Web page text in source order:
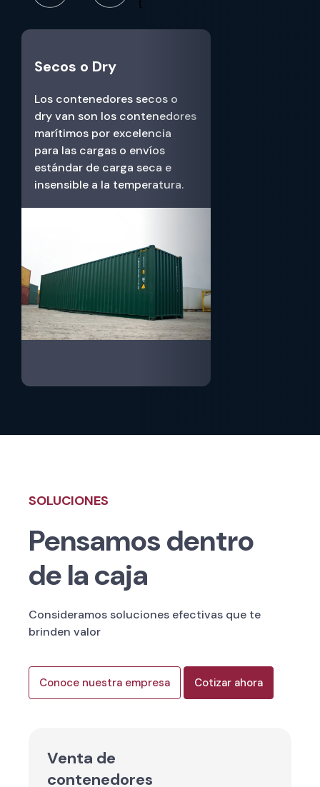
t
Secos o Dry
Los contenedores secos o
dry van son los contenedores
marítimos por excelencia
para las cargas o envíos
estándar de carga seca e
insensible a la temperatura.
SOLUCIONES
Pensamos dentro
de la caja
Consideramos soluciones efectivas que te
brinden valor
Conoce nuestra empresa Cotizar ahora
Venta de
contenedores